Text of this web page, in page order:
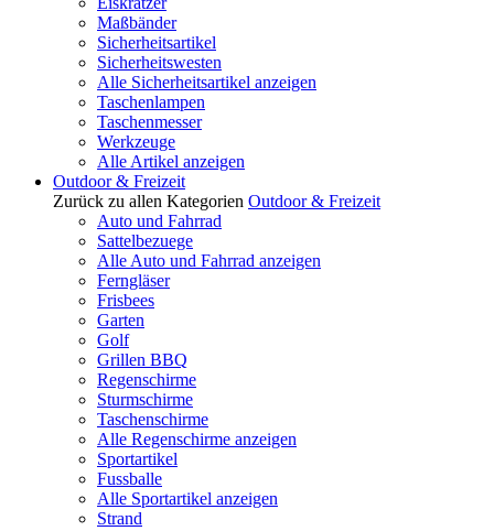
Maßbänder
Sicherheitsartikel
Sicherheitswesten
Alle Sicherheitsartikel anzeigen
Taschenlampen
Taschenmesser
Werkzeuge
Alle Artikel anzeigen
Outdoor & Freizeit
Zurück zu allen Kategorien Outdoor & Freizeit
Auto und Fahrrad
Sattelbezuege
Alle Auto und Fahrrad anzeigen
Ferngläser
Frisbees
Garten
Golf
Grillen BBQ
Regenschirme
Sturmschirme
Taschenschirme
Alle Regenschirme anzeigen
Sportartikel
Fussballe
Alle Sportartikel anzeigen
Strand